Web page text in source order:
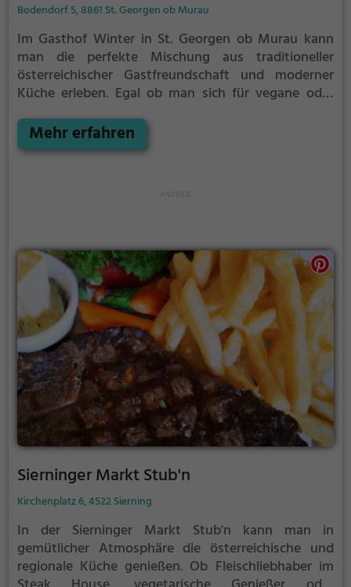
Bodendorf 5, 8861 St. Georgen ob Murau
Im Gasthof Winter in St. Georgen ob Murau kann
man die perfekte Mischung aus traditioneller
österreichischer Gastfreundschaft und moderner
Küche erleben. Egal ob man sich für vegane oder
Fleischgerichte probieren möchte, hier kommt jeder
auf seine Kosten. Das gemütliche Ambiente lädt
Mehr erfahren
Sierninger Markt Stub'n
Kirchenplatz 6, 4522 Sierning
In der Sierninger Markt Stub'n kann man in
gemütlicher Atmosphäre die österreichische und
regionale Küche genießen. Ob Fleischliebhaber im